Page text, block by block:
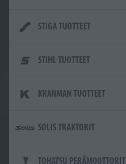
STIGA TUOTTEET
STIHL TUOTTEET
KRANMAN TUOTTEET
SOLIS TRAKTORIT
TOHATSU PERÄMOOTTORIT